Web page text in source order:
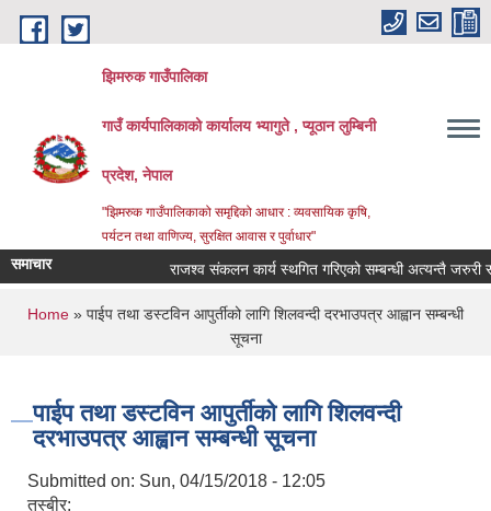
Skip to main content
झिमरुक गाउँपालिका
गाउँ कार्यपालिकाको कार्यालय भ्यागुते , प्यूठान लुम्बिनी
प्रदेश, नेपाल
"झिमरुक गाउँपालिकाको समृद्दिको आधार : व्यवसायिक कृषि,
पर्यटन तथा वाणिज्य, सुरक्षित आवास र पुर्वाधार"
समाचार राजश्व संकलन कार्य स्थगित गरिएको सम्बन्धी अत्यन्तै जरुरी सूचना
You are here
Home » पाईप तथा डस्टविन आपुर्तीको लागि शिलवन्दी दरभाउपत्र आह्वान सम्बन्धी
सूचना
पाईप तथा डस्टविन आपुर्तीको लागि शिलवन्दी
दरभाउपत्र आह्वान सम्बन्धी सूचना
Submitted on: Sun, 04/15/2018 - 12:05
तस्बीर: